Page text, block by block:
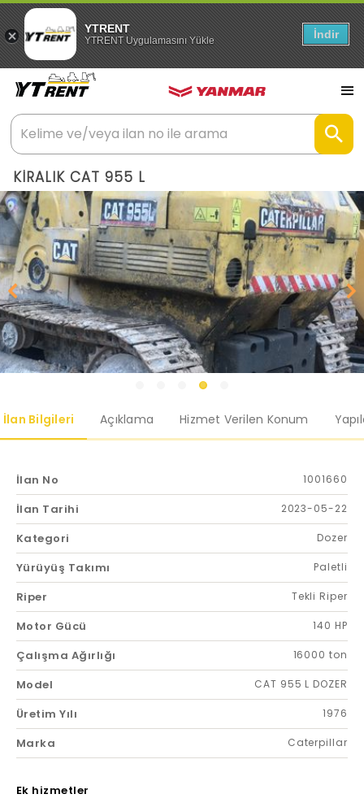
YTRENT
YTRENT Uygulamasını Yükle İndir
KİRALIK CAT 955 L
İlan Bilgileri Açıklama Hizmet Verilen Konum
İlan No 1001660
İlan Tarihi 2023-05-22
Kategori Dozer
Yürüyüş Takımı Paletli
Riper Tekli Riper
Motor Gücü 140 HP
Çalışma Ağırlığı 16000 ton
Model CAT 955 L DOZER
Üretim Yılı 1976
Marka Caterpillar
Ek hizmetler